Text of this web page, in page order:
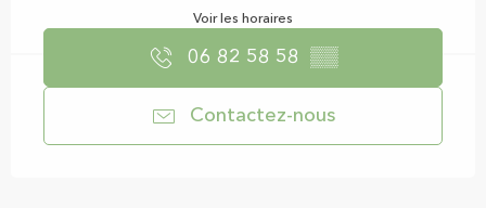
Voir les horaires
06 82 58 58 ▒▒
Contactez-nous